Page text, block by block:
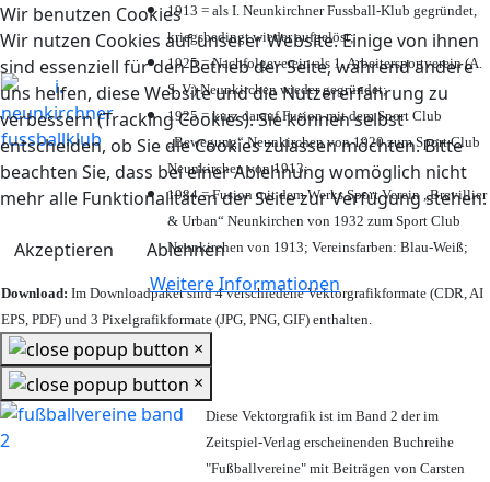
Wir benutzen Cookies
Wir nutzen Cookies auf unserer Website. Einige von ihnen
sind essenziell für den Betrieb der Seite, während andere
uns helfen, diese Website und die Nutzererfahrung zu
verbessern (Tracking Cookies). Sie können selbst
entscheiden, ob Sie die Cookies zulassen möchten. Bitte
beachten Sie, dass bei einer Ablehnung womöglich nicht
mehr alle Funktionalitäten der Seite zur Verfügung stehen.
Akzeptieren
Ablehnen
Weitere Informationen
1913 = als I. Neunkirchner Fussball-Klub gegründet,
kriegsbedingt wieder aufgelöst;
1925 = Nachfolgeverein als 1. Arbeitersportverein (A.
S. V.) Neunkirchen wieder gegründet;
1925 = kurz darauf Fusion mit dem Sport Club
„Bewegung“ Neunkirchen von 1920 zum Sport Club
Neunkirchen von 1913;
1984 = Fusion mit dem Werks Sport Verein „Brevillier
& Urban“ Neunkirchen von 1932 zum Sport Club
Neunkirchen von 1913; Vereinsfarben: Blau-Weiß;
Download: Im Downloadpaket sind 4 verschiedene Vektorgrafikformate (CDR, AI
EPS, PDF) und 3 Pixelgrafikformate (JPG, PNG, GIF) enthalten.
×
×
Diese Vektorgrafik ist im Band 2 der im
Zeitspiel-Verlag erscheinenden Buchreihe
"Fußballvereine" mit Beiträgen von Carsten